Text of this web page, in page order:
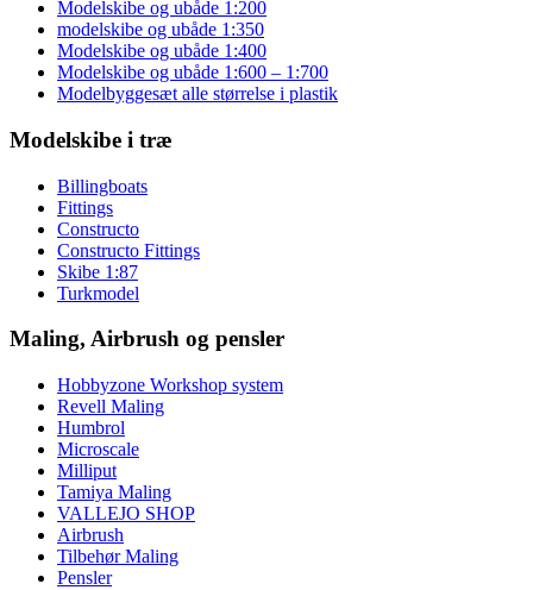
Modelskibe og ubåde 1:200
modelskibe og ubåde 1:350
Modelskibe og ubåde 1:400
Modelskibe og ubåde 1:600 – 1:700
Modelbyggesæt alle størrelse i plastik
Modelskibe i træ
Billingboats
Fittings
Constructo
Constructo Fittings
Skibe 1:87
Turkmodel
Maling, Airbrush og pensler
Hobbyzone Workshop system
Revell Maling
Humbrol
Microscale
Milliput
Tamiya Maling
VALLEJO SHOP
Airbrush
Tilbehør Maling
Pensler